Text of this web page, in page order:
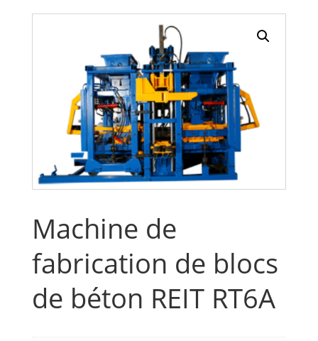
Machine de
fabrication de blocs
de béton REIT RT6A